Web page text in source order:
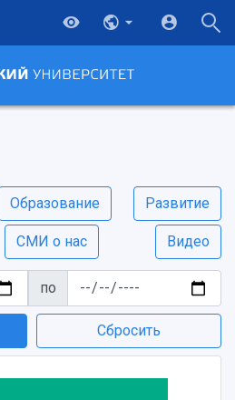
Образование Развитие
СМИ о нас Видео
по
Сбросить